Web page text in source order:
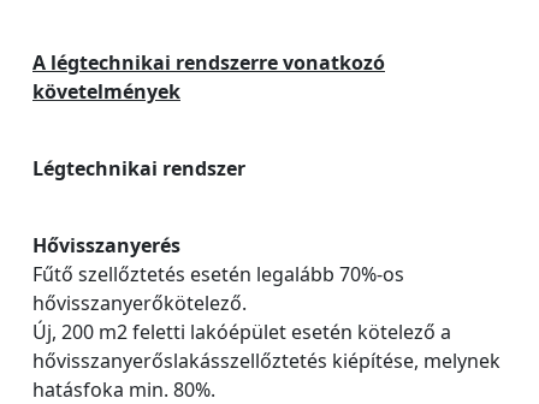
A légtechnikai rendszerre vonatkozó
követelmények
Légtechnikai rendszer
Hővisszanyerés
Fűtő szellőztetés esetén legalább 70%-os
hővisszanyerőkötelező.
Új, 200 m2 feletti lakóépület esetén kötelező a
hővisszanyerőslakásszellőztetés kiépítése, melynek
hatásfoka min. 80%.